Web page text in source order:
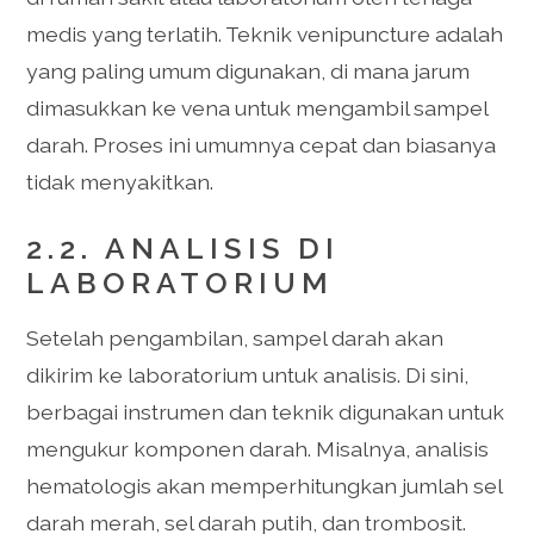
medis yang terlatih. Teknik venipuncture adalah
yang paling umum digunakan, di mana jarum
dimasukkan ke vena untuk mengambil sampel
darah. Proses ini umumnya cepat dan biasanya
tidak menyakitkan.
2.2. ANALISIS DI
LABORATORIUM
Setelah pengambilan, sampel darah akan
dikirim ke laboratorium untuk analisis. Di sini,
berbagai instrumen dan teknik digunakan untuk
mengukur komponen darah. Misalnya, analisis
hematologis akan memperhitungkan jumlah sel
darah merah, sel darah putih, dan trombosit.